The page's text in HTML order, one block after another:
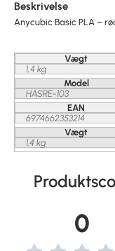
Beskrivelse
Anycubic Basic PLA –
Vægt
1,4 kg
Model
HASRE-103
EAN
6974662353214
Vægt
1.4 kg
0